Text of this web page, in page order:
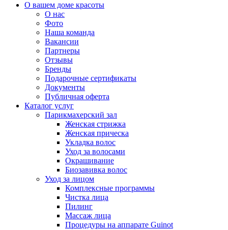
О вашем доме красоты
О нас
Фото
Наша команда
Вакансии
Партнеры
Отзывы
Бренды
Подарочные сертификаты
Документы
Публичная оферта
Каталог услуг
Парикмахерский зал
Женская стрижка
Женская прическа
Укладка волос
Уход за волосами
Окрашивание
Биозавивка волос
Уход за лицом
Комплексные программы
Чистка лица
Пилинг
Массаж лица
Процедуры на аппарате Guinot